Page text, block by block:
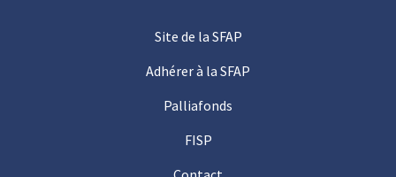
Site de la SFAP
Adhérer à la SFAP
Palliafonds
FISP